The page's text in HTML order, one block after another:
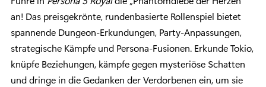
an! Das preisgekrönte, rundenbasierte Rollenspiel bietet
spannende Dungeon-Erkundungen, Party-Anpassungen,
strategische Kämpfe und Persona-Fusionen. Erkunde Tokio,
knüpfe Beziehungen, kämpfe gegen mysteriöse Schatten
und dringe in die Gedanken der Verdorbenen ein, um sie